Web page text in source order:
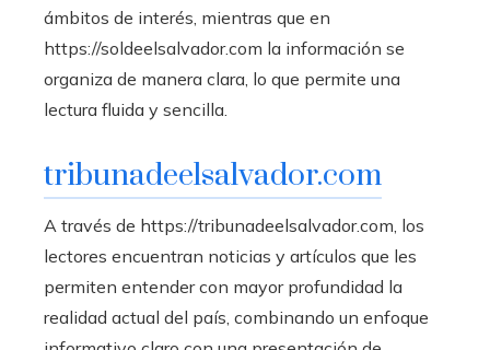
ámbitos de interés, mientras que en
https://soldeelsalvador.com la información se
organiza de manera clara, lo que permite una
lectura fluida y sencilla.
tribunadeelsalvador.com
A través de https://tribunadeelsalvador.com, los
lectores encuentran noticias y artículos que les
permiten entender con mayor profundidad la
realidad actual del país, combinando un enfoque